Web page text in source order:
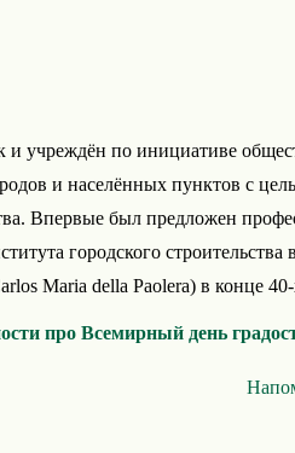
и учреждён по инициативе
и населённых пунктов с
Впервые был предложен
городского
Maria della Paolera) в конце
про Всемирный день